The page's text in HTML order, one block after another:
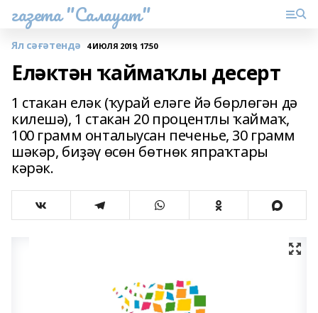
газета "Салауат"
Ял сәғәтендә 4 ИЮЛЯ 2019, 17:50
Еләктән ҡаймаҡлы десерт
1 стакан еләк (ҡурай еләге йә бөрлөгән дә
килешә), 1 стакан 20 процентлы ҡаймаҡ,
100 грамм онталыусан печенье, 30 грамм
шәкәр, биҙәү өсөн бөтнөк япраҡтары
кәрәк.